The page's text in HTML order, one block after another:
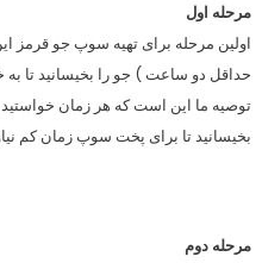
مرحله اول
اولین مرحله برای تهیه سوپ جو قرمز
حداقل دو ساعت ) جو را بخیسانید تا
توصیه ما این است که هر زمان
بخیسانید تا برای پخت سوپ زمان کم
مرحله دوم